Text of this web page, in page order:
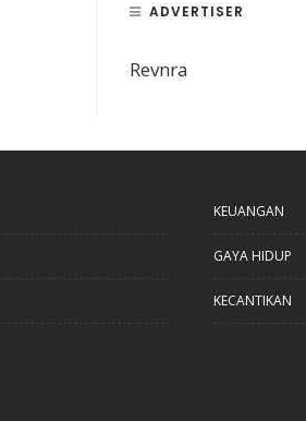
ADVERTISER
Revnra
KEUANGAN
GAYA HIDUP
KECANTIKAN